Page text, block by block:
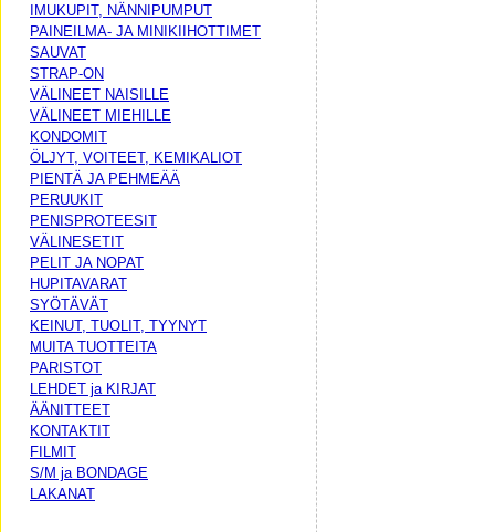
IMUKUPIT, NÄNNIPUMPUT
PAINEILMA- JA MINIKIIHOTTIMET
SAUVAT
STRAP-ON
VÄLINEET NAISILLE
VÄLINEET MIEHILLE
KONDOMIT
ÖLJYT, VOITEET, KEMIKALIOT
PIENTÄ JA PEHMEÄÄ
PERUUKIT
PENISPROTEESIT
VÄLINESETIT
PELIT JA NOPAT
HUPITAVARAT
SYÖTÄVÄT
KEINUT, TUOLIT, TYYNYT
MUITA TUOTTEITA
PARISTOT
LEHDET ja KIRJAT
ÄÄNITTEET
KONTAKTIT
FILMIT
S/M ja BONDAGE
LAKANAT